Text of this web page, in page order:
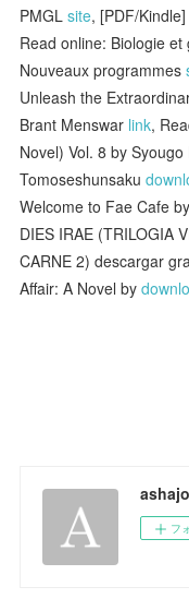
PMGLsite, [PDF/
Read online: Biologie
Nouveaux programmes
Unleash the
Brant Menswar link,
Novel) Vol. 8 by
Tomoseshunsaku
Welcome to Fae Cafe
DIES IRAE (TRILOGIA
CARNE 2) descargar
Affair: A Novel by
フ